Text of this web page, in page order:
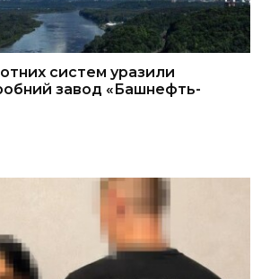
систем уразили
завод «Башнефть-